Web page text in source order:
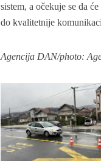
sistem, a očekuje se da
do kvalitetnije
Agencija DAN/photo: